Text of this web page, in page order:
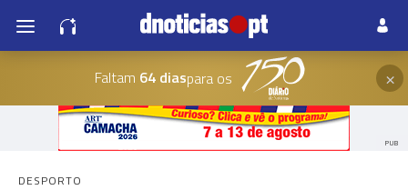
Faltam 64 diaspara os ×
PUB
DESPORTO